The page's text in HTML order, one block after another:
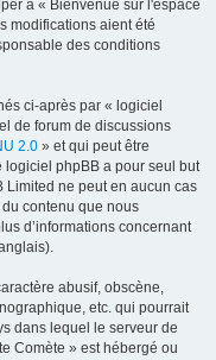
à « Bienvenue sur l'espace
modifications aient été
des conditions
ci-après par « logiciel
de forum de discussions
2.0 » et qui peut être
logiciel phpBB a pour seul but
Limited ne peut en aucun cas
contenu que nous
d’informations concernant
abusif, obscène,
etc. qui pourrait
dans lequel le serveur de
Comète » est hébergé ou